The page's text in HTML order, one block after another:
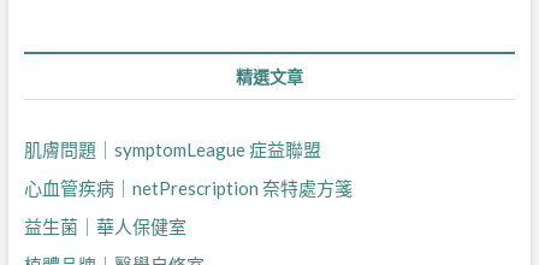
精選文章
肌膚問題｜symptomLeague 症益聯盟
心血管疾病｜netPrescription 奈特處方箋
益生菌｜華人保健室